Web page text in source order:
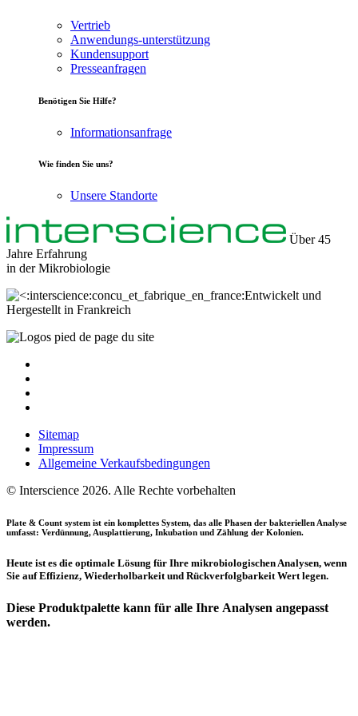
Vertrieb
Anwendungs-unterstützung
Kundensupport
Presseanfragen
Benötigen Sie Hilfe?
Informationsanfrage
Wie finden Sie uns?
Unsere Standorte
Über 45
Jahre Erfahrung
in derMikrobiologie
Entwickelt und
Hergestellt in Frankreich
Sitemap
Impressum
Allgemeine Verkaufsbedingungen
© Interscience 2026. Alle Rechte vorbehalten
Plate & Count system ist ein komplettes System, das alle Phasen der bakteriellen Analyse
umfasst: Verdünnung, Ausplattierung, Inkubation und Zählung der Kolonien.
Heute ist es die optimale Lösung für Ihre mikrobiologischen Analysen, wenn
Sie auf Effizienz, Wiederholbarkeit und Rückverfolgbarkeit Wert legen.
Diese Produktpalette kann für alle Ihre Analysen angepasst
werden.